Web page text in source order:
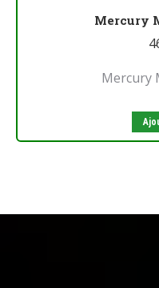
Mercury
Mercury